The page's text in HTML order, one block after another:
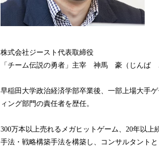
株式会社ジースト代表取締役
「チーム伝説の勇者」主宰 神馬 豪（じんば
早稲田大学政治経済学部卒業後、一部上場大手
ィング部門の責任者を歴任。
300万本以上売れるメガヒットゲーム、20年以
手法・戦略構築手法を構築し、コンサルタントと